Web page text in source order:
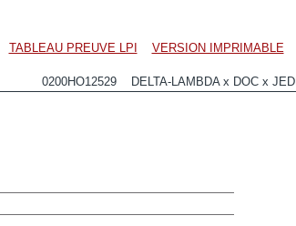
TABLEAU PREUVE LPI VERSION IMPRIMABLE
0200HO12529 DELTA-LAMBDA x DOC x JEDI